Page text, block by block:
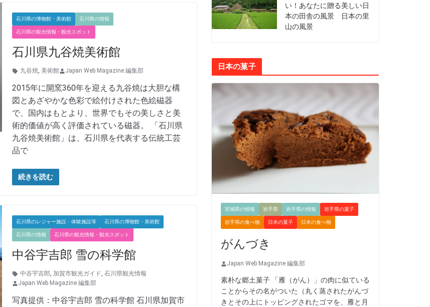
石川県の博物館・美術館 石川県の情報
石川県の観光情報・観光スポット
石川県九谷焼美術館
九谷焼, 美術館 Japan Web Magazine 編集部
2015年に開窯360年を迎える九谷焼は大胆な構
図とあざやかな色彩で絵付けされた色絵磁器
で、国内はもとより、世界でもその美しさと美
術的価値が高く評価されている磁器。 「石川県
九谷焼美術館」は、石川県を代表する伝統工芸
品で
続きを読む
石川県のレジャー施設・体験施設等 石川県の博物館・美術館
石川県の情報 石川県の観光情報・観光スポット
中谷宇吉郎 雪の科学館
中谷宇吉郎, 加賀市観光ガイド, 石川県観光情報
Japan Web Magazine 編集部
写真提供：中谷宇吉郎 雪の科学館 石川県加賀市
い！あなたに贈る美しい日
本の田舎の風景 日本の里
山の風景
日本の菓子
宮城県の情報 岩手県 岩手県の情報 岩手県の菓子
岩手県の食べ物 日本の菓子 日本の食べ物
がんづき
Japan Web Magazine 編集部
素朴な郷土菓子 「雁（がん）」の肉に似ている
ことからその名がついた（丸く蒸されたがんづ
きとその上にトッピングされたゴマを、雁と月